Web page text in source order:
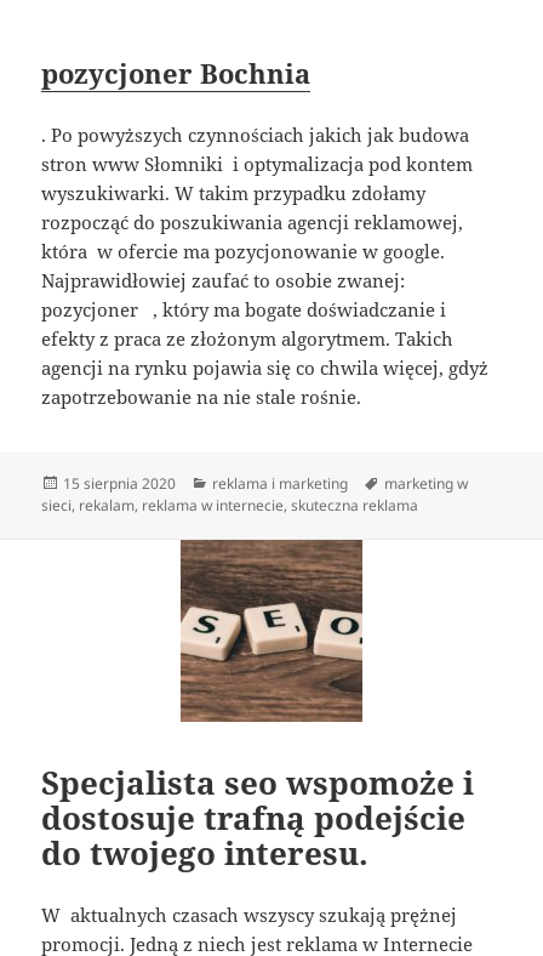
pozycjoner Bochnia
. Po powyższych czynnościach jakich jak budowa
stron www Słomniki i optymalizacja pod kontem
wyszukiwarki. W takim przypadku zdołamy
rozpocząć do poszukiwania agencji reklamowej,
która w ofercie ma pozycjonowanie w google.
Najprawidłowiej zaufać to osobie zwanej:
pozycjoner , który ma bogate doświadczanie i
efekty z praca ze złożonym algorytmem. Takich
agencji na rynku pojawia się co chwila więcej, gdyż
zapotrzebowanie na nie stale rośnie.
Data
publikacji
15 sierpnia 2020 Kategorie
reklama i marketing Tagi
marketing w
sieci, rekalam, reklama w internecie,skuteczna reklama
Specjalista seo wspomoże i
dostosuje trafną podejście
do twojego interesu.
W aktualnych czasach wszyscy szukają prężnej
promocji. Jedną z niech jest reklama w Internecie